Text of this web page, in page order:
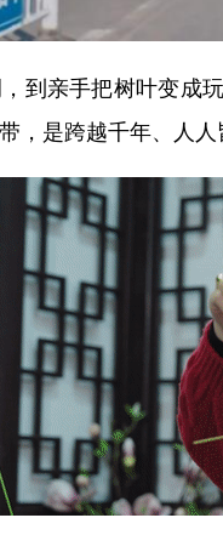
亲手把树叶变成玩
，是跨越千年、人人